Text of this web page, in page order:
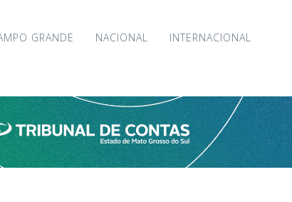
GRANDE NACIONAL INTERNACIONAL